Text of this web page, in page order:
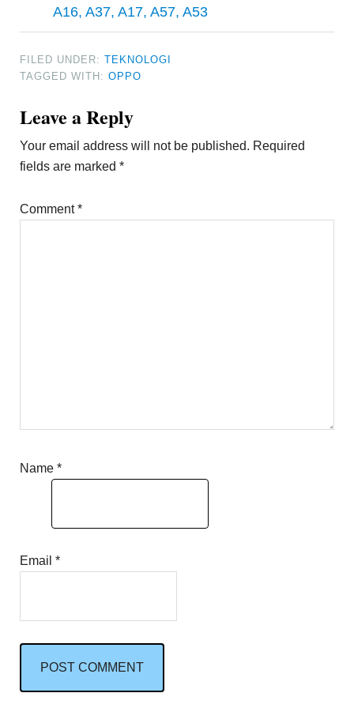
A16, A37, A17, A57, A53
FILED UNDER:TEKNOLOGI
TAGGED WITH:OPPO
Reader
Interactions
Leave a Reply
Your email address will not be published. Required
fields are marked*
Comment*
Name*
Email*